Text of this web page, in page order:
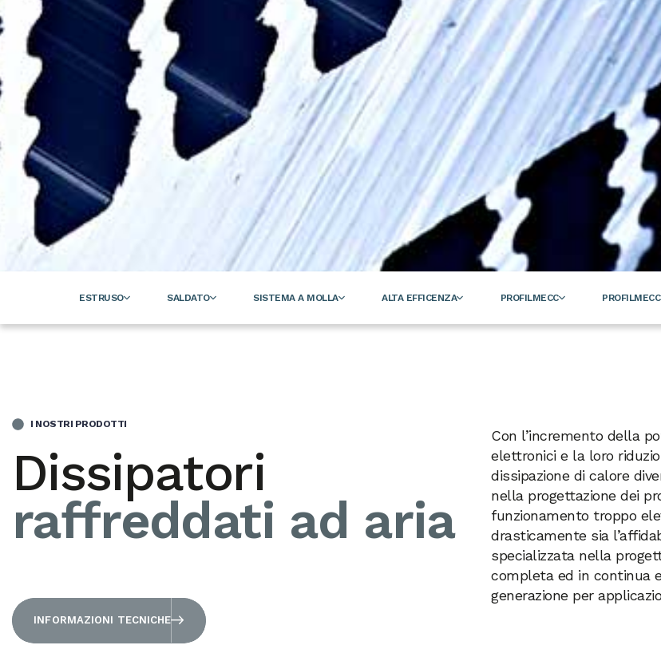
ESTRUSO SALDATO SISTEMA A MOLLA ALTA EFFICENZA PROFILMECC
I NOSTRI PRODOTTI
Dissipatori
raffreddati ad aria
INFORMAZIONI TECNICHE
Con l’incremento della
elettronici e la loro
dissipazione di calore
nella progettazione dei
funzionamento troppo
drasticamente sia
specializzata nella
completa ed in continua
generazione per